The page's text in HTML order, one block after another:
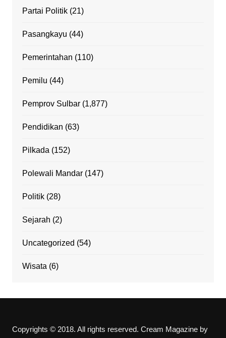
Partai Politik(21)
Pasangkayu (44)
Pemerintahan (110)
Pemilu (44)
Pemprov Sulbar(1,877)
Pendidikan (63)
Pilkada (152)
Polewali Mandar(147)
Politik(28)
Sejarah (2)
Uncategorized (54)
Wisata (6)
Copyrights © 2018. All rights reserved. Cream Magazine by